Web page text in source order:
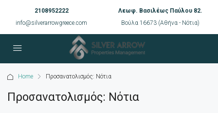
2108952222
info@silverarrowgreece.com
Λεωφ. Βασιλέως Παύλου 82.
Βούλα 16673 (Αθήνα - Νότια)
Home Προσανατολισμός: Νότια
Προσανατολισμός: Νότια